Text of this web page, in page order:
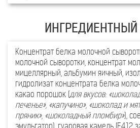
Концентрат белка молочной
молочной сыворотки, концентрат
мицеллярный, альбумин яичный,
гидролизат концентрата белка
какао порошок (для вкусов:
печенье», «капучино», «шоколад и
пряник», «шоколадный пломбир»),